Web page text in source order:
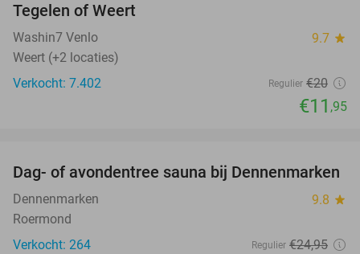
Tegelen of Weert
Washin7 Venlo 9.7 star
Weert (+2 locaties)
Verkocht: 7.402
Regulier €20
€11 ,95
26%
Dag- of avondentree sauna bij Dennenmarken
Dennenmarken 9.8 star
Roermond
Verkocht: 264
Regulier €24,95